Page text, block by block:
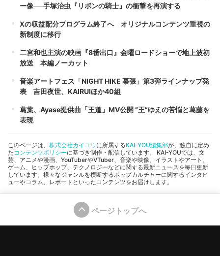
ー像──手塚治虫『リボンの騎士』の衝撃を再演する
Xの収益配分プログラム終了へ オリジナルコンテンツ重視の
新制度に移行
二宮和也主演の映画『8番出口』金曜ロードショーで地上波初
放送 本編ノーカット
音楽アートフェス「NIGHT HIKE 幕張」第3弾ラインナップ発
表 吉田夜世、KAIRUIほか40組
葛葉、Ayase提供曲「王道」MV公開 “王”ゆえの苦悩と葛藤を
表現
このページは、 株式会社カイユウに所属するKAI-YOU編集部が、独自に定め
た コンテンツポリシーに基づき制作・配信しています。 KAI-YOUでは、文
芸、アニメや漫画、YouTuberやVTuber、音楽や映像、イラストやアート、
ゲーム、ヒップホップ、テクノロジーなどに関する最新ニュースを毎日更新
しています。様々なジャンルを横断するポップカルチャーに関するインタビ
ューやコラム、レポートといったコンテンツをお届けします。
ページトップへ